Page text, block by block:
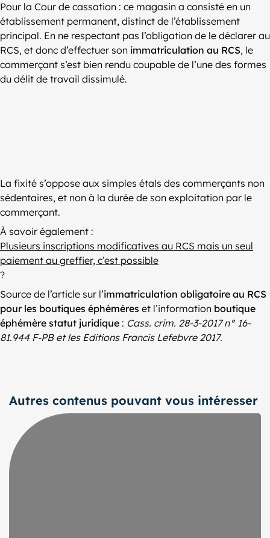
Pour la Cour de cassation : ce magasin a consisté en un
établissement permanent, distinct de l’établissement
principal. En ne respectant pas l’obligation de le déclarer au
RCS, et donc d’effectuer son immatriculation au RCS, le
commerçant s’est bien rendu coupable de l’une des formes
du délit de travail dissimulé.
La fixité s’oppose aux simples étals des commerçants non
sédentaires, et non à la durée de son exploitation par le
commerçant.
À savoir également :
Plusieurs inscriptions modificatives au RCS mais un seul
paiement au greffier, c’est possible
?
Source de l’article sur l’immatriculation obligatoire au RCS
pour les boutiques éphémères et l’information boutique
éphémère statut juridique : Cass. crim. 28-3-2017 n° 16-
81.944 F-PB et les Editions Francis Lefebvre 2017.
Autres contenus pouvant vous intéresser